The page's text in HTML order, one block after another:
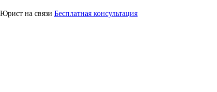
Юрист на связи Бесплатная консультация